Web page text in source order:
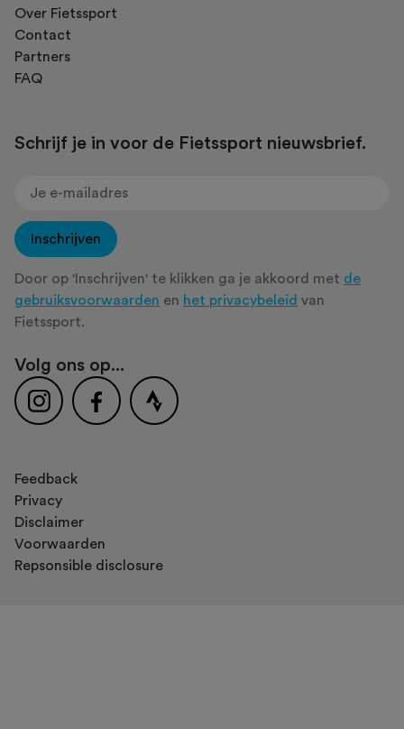
Over Fietssport
Contact
Partners
FAQ
Schrijf je in voor de Fietssport nieuwsbrief.
Inschrijven
Door op 'Inschrijven' te klikken ga je akkoord met de
gebruiksvoorwaarden en het privacybeleid van
Fietssport.
Volg ons op...
Feedback
Privacy
Disclaimer
Voorwaarden
Repsonsible disclosure